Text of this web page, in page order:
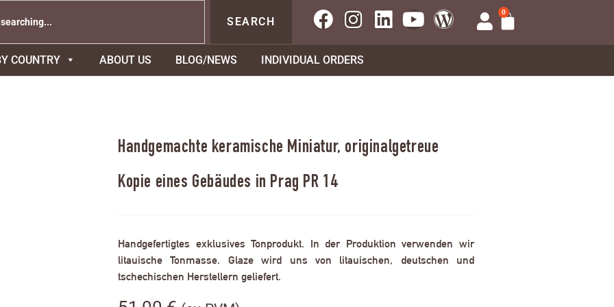
SEARCH
0
COUNTRY ABOUT US BLOG/NEWS INDIVIDUAL ORDERS
Handgemachte keramische Miniatur, originalgetreue
Kopie eines Gebäudes in Prag PR 14
Handgefertigtes exklusives Tonprodukt. In der Produktion verwenden wir
litauische Tonmasse. Glaze wird uns von litauischen, deutschen und
tschechischen Herstellern geliefert.